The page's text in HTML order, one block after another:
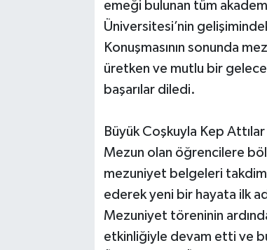
emeği bulunan tüm
Üniversitesi’nin
Konuşmasının sonunda
üretken ve mutlu bir
başarılar diledi.
Büyük Coşkuyla Kep Attılar
Mezun olan öğrencilere
mezuniyet belgeleri
ederek yeni bir hayata ilk
Mezuniyet töreninin
etkinliğiyle devam etti ve